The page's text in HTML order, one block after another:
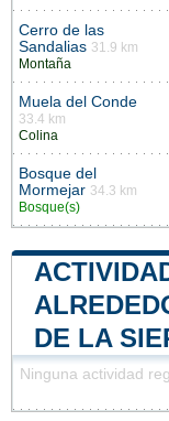
Cerro de las
Sandalias 31.9 km
Montaña
Muela del Conde
33.4 km
Colina
Bosque del
Mormejar 34.3 km
Bosque(s)
DE LA
Ninguna actividad